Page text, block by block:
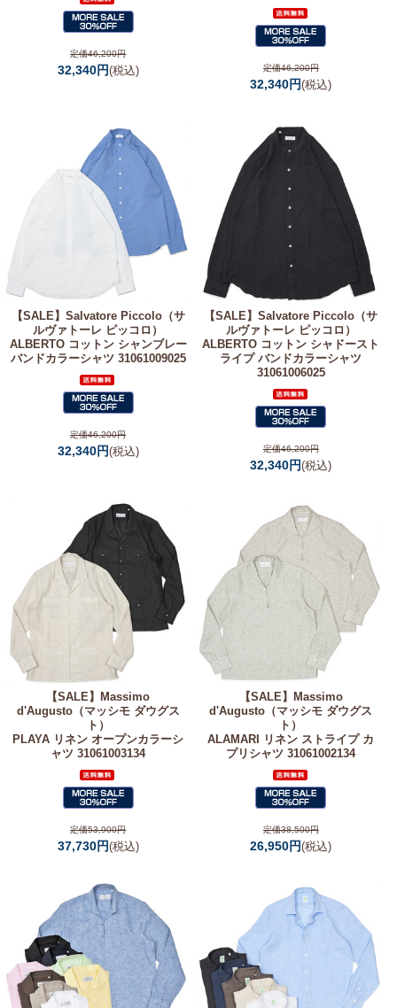
定価46,200円
32,340円(税込) 定価46,200円
32,340円(税込)
【SALE】 Salvatore Piccolo（サ
ルヴァトーレ ピッコロ）
ALBERTO コットン シャンブレー
バンドカラーシャツ 31061009025
定価46,200円
32,340円(税込)
【SALE】Salvatore Piccolo（サ
ルヴァトーレ ピッコロ）
ALBERTO コットン シャドースト
ライプ バンドカラーシャツ
31061006025
定価46,200円
32,340円(税込)
【SALE】Massimo
d'Augusto（マッシモ ダウグス
ト）
PLAYA リネン オープンカラーシ
ャツ 31061003134
定価53,900円
37,730円(税込)
【SALE】 Massimo
d'Augusto（マッシモ ダウグス
ト）
ALAMARI リネン ストライプ カ
プリシャツ 31061002134
定価38,500円
26,950円(税込)